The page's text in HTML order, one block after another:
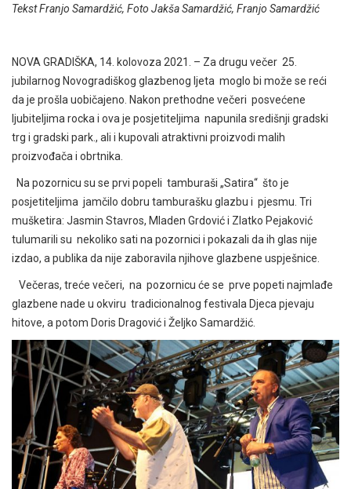
Tekst Franjo Samardžić, Foto Jakša Samardžić, Franjo Samardžić
NOVA GRADIŠKA, 14. kolovoza 2021. – Za drugu večer 25.
jubilarnog Novogradiškog glazbenog ljeta moglo bi može se reći
da je prošla uobičajeno. Nakon prethodne večeri posvećene
ljubiteljima rocka i ova je posjetiteljima napunila središnji gradski
trg i gradski park., ali i kupovali atraktivni proizvodi malih
proizvođača i obrtnika.
Na pozornicu su se prvi popeli tamburaši „Satira“ što je
posjetiteljima jamčilo dobru tamburašku glazbu i pjesmu. Tri
mušketira: Jasmin Stavros, Mladen Grdović i Zlatko Pejaković
tulumarili su nekoliko sati na pozornici i pokazali da ih glas nije
izdao, a publika da nije zaboravila njihove glazbene uspješnice.
Večeras, treće večeri, na pozornicu će se prve popeti najmlađe
glazbene nade u okviru tradicionalnog festivala Djeca pjevaju
hitove, a potom Doris Dragović i Željko Samardžić.